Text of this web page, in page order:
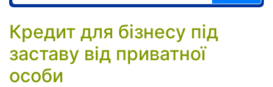
Кредит для бізнесу під
заставу від приватної
особи